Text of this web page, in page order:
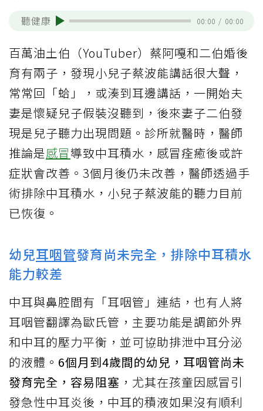
聽健康 00:00 / 00:00
百萬油土伯（YouTuber）蔡阿嘎和二伯婚後
育有兩子，發現小兒子蔡波能講話很大聲，
常常回「蛤」，或湊到耳邊講話，一開始夫
妻是懷疑兒子假裝沒聽到，後來妻子二伯發
現是兒子聽力出現問題。診所就醫時，醫師
推論是感冒導致中耳積水，感冒痊癒後或許
症狀會改善。3個月後仍未改善，醫師透過手
術排除中耳積水，小兒子蔡波能的聽力目前
已恢復。
幼兒耳咽管發育尚未完全，排除中耳積水
能力較差
中耳與鼻腔間有「耳咽管」連結，也有人將
耳咽管翻譯為歐氏管，主要功能是調節外界
和中耳的壓力平衡，並可協助排泄中耳分泌
的液體。 6個月到4歲間的幼兒，耳咽管尚未
發育完全，容易阻塞 ，尤其在孩童因感冒引
發急性中耳炎後，中耳的積液如果沒有順利